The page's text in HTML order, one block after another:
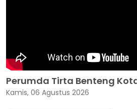
Perumda Tirta Benteng
Kamis, 06 Agustus 2026